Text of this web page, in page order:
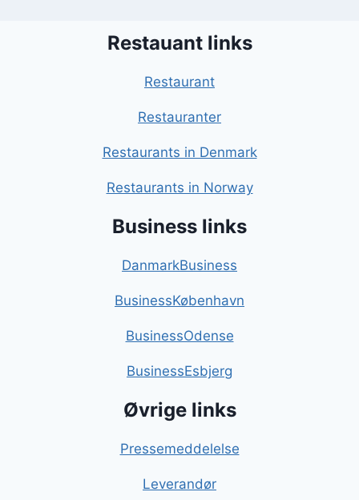
Restauant links
Restaurant
Restauranter
Restaurants in Denmark
Restaurants in Norway
Business links
DanmarkBusiness
BusinessKøbenhavn
BusinessOdense
BusinessEsbjerg
Øvrige links
Pressemeddelelse
Leverandør